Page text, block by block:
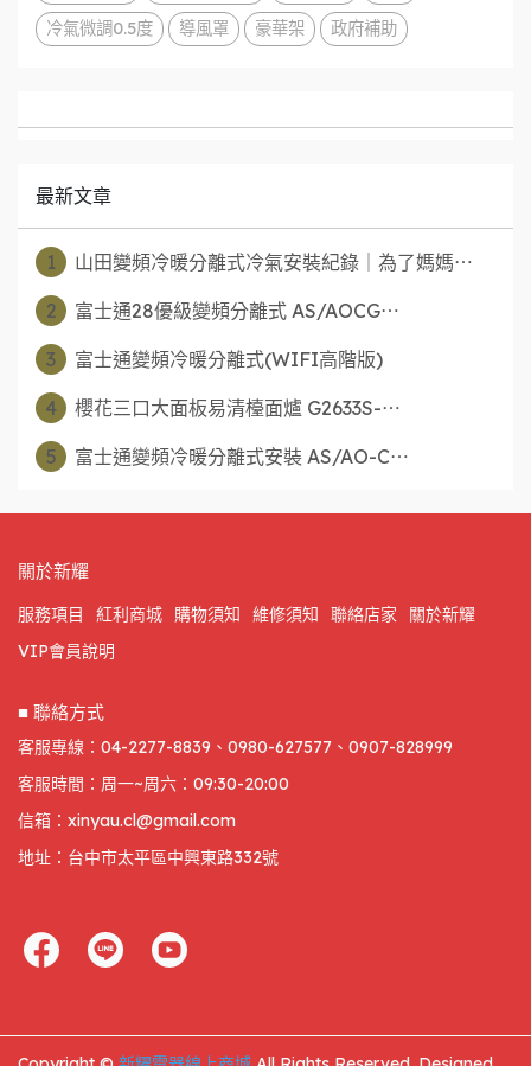
冷氣微調0.5度
導風罩 豪華架 政府補助
最新文章
1 山田變頻冷暖分離式冷氣安裝紀錄｜為了媽媽⋯
2 富士通28優級變頻分離式 AS/AOCG⋯
3 富士通變頻冷暖分離式(WIFI高階版)
4 櫻花三口大面板易清檯面爐 G2633S-⋯
5 富士通變頻冷暖分離式安裝 AS/AO-C⋯
關於新耀
服務項目 紅利商城 購物須知 維修須知 聯絡店家
關於新耀
VIP會員說明
■ 聯絡方式
客服專線：04-2277-8839、0980-627577、0907-828999
客服時間：周一~周六：09:30-20:00
信箱：xinyau.cl@gmail.com
地址：台中市太平區中興東路332號